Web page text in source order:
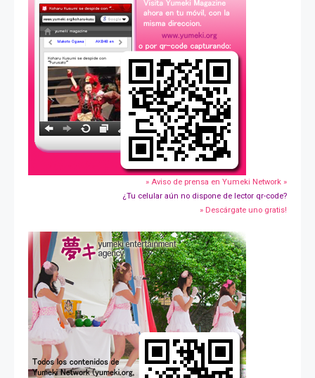
» Aviso de prensa en Yumeki Network »
¿Tu celular aún no dispone de lector qr-code?
» Descárgate uno gratis!